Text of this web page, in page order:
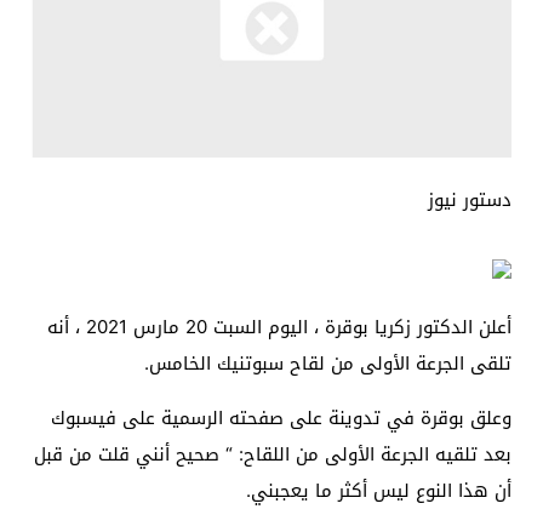
دستور نيوز
أعلن الدكتور زكريا بوقرة ، اليوم السبت 20 مارس 2021 ، أنه
تلقى الجرعة الأولى من لقاح سبوتنيك الخامس.
وعلق بوقرة في تدوينة على صفحته الرسمية على فيسبوك
بعد تلقيه الجرعة الأولى من اللقاح: “ صحيح أنني قلت من قبل
أن هذا النوع ليس أكثر ما يعجبني.